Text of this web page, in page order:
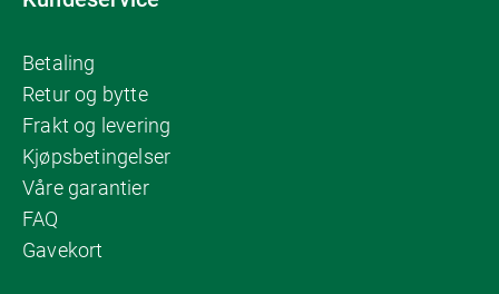
Betaling
Retur og bytte
Frakt og levering
Kjøpsbetingelser
Våre garantier
FAQ
Gavekort